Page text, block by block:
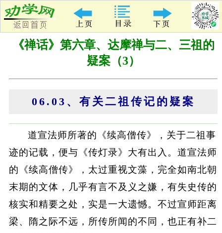
《禅话》第六章、达摩禅与二、三祖的
疑案（3）
06.03、有关二祖传记的疑案
道宣法师所著的《续高僧传》，关于二祖事
迹的记载，便与《传灯录》大有出入。道宣法师
的《续高僧传》，太过重视文藻，完全如南北朝
末期的文体，几乎有言不及义之嫌，有失史传的
核实和精要之处，实是一大遗憾。不过宣师距离
梁、隋之际不远，所传所闻的不同，也正有补二